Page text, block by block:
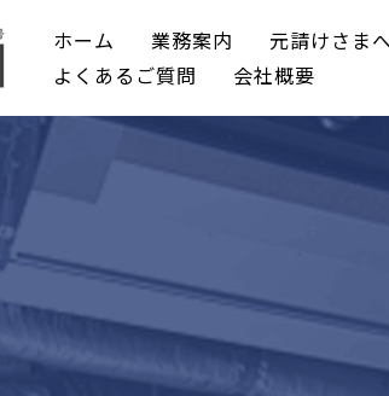
ホーム 業務案内 元請けさまへ
よくあるご質問
会社概要